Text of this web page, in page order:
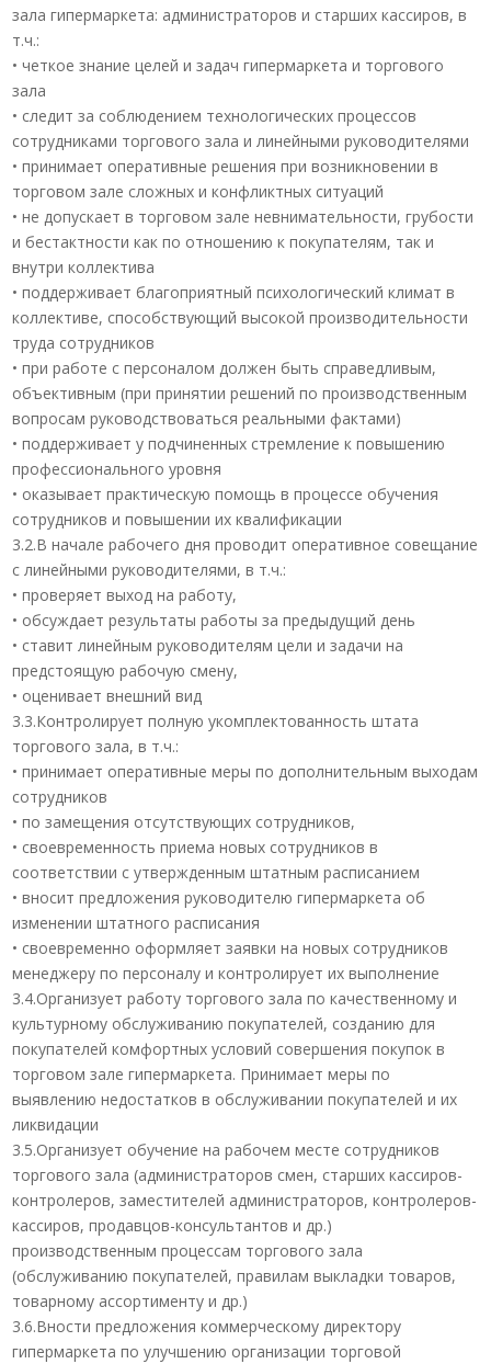
зала гипермаркета: администраторов и старших кассиров, в
т.ч.:
• четкое знание целей и задач гипермаркета и торгового
зала
• следит за соблюдением технологических процессов
сотрудниками торгового зала и линейными руководителями
• принимает оперативные решения при возникновении в
торговом зале сложных и конфликтных ситуаций
• не допускает в торговом зале невнимательности, грубости
и бестактности как по отношению к покупателям, так и
внутри коллектива
• поддерживает благоприятный психологический климат в
коллективе, способствующий высокой производительности
труда сотрудников
• при работе с персоналом должен быть справедливым,
объективным (при принятии решений по производственным
вопросам руководствоваться реальными фактами)
• поддерживает у подчиненных стремление к повышению
профессионального уровня
• оказывает практическую помощь в процессе обучения
сотрудников и повышении их квалификации
3.2.В начале рабочего дня проводит оперативное совещание
с линейными руководителями, в т.ч.:
• проверяет выход на работу,
• обсуждает результаты работы за предыдущий день
• ставит линейным руководителям цели и задачи на
предстоящую рабочую смену,
• оценивает внешний вид
3.3.Контролирует полную укомплектованность штата
торгового зала, в т.ч.:
• принимает оперативные меры по дополнительным выходам
сотрудников
• по замещения отсутствующих сотрудников,
• своевременность приема новых сотрудников в
соответствии с утвержденным штатным расписанием
• вносит предложения руководителю гипермаркета об
изменении штатного расписания
• своевременно оформляет заявки на новых сотрудников
менеджеру по персоналу и контролирует их выполнение
3.4.Организует работу торгового зала по качественному и
культурному обслуживанию покупателей, созданию для
покупателей комфортных условий совершения покупок в
торговом зале гипермаркета. Принимает меры по
выявлению недостатков в обслуживании покупателей и их
ликвидации
3.5.Организует обучение на рабочем месте сотрудников
торгового зала (администраторов смен, старших кассиров-
контролеров, заместителей администраторов, контролеров-
кассиров, продавцов-консультантов и др.)
производственным процессам торгового зала
(обслуживанию покупателей, правилам выкладки товаров,
товарному ассортименту и др.)
3.6.Вности предложения коммерческому директору
гипермаркета по улучшению организации торговой